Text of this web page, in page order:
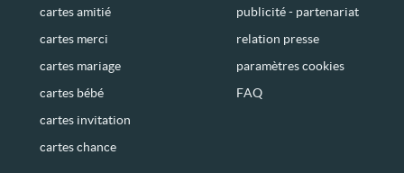
cartes amitié
cartes merci
cartes mariage
cartes bébé
cartes invitation
cartes chance
publicité - partenariat
relation presse
paramètres cookies
FAQ